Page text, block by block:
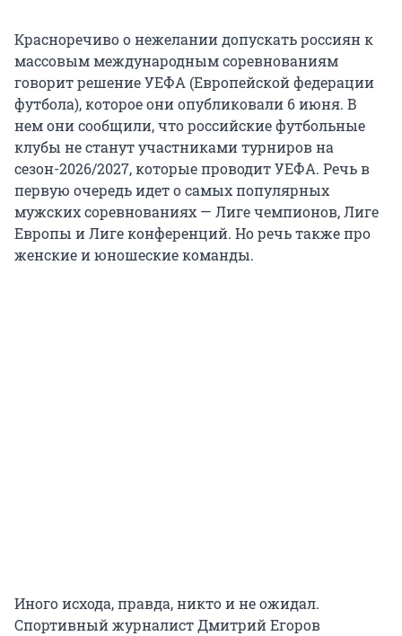
Красноречиво о нежелании допускать россиян к
массовым международным соревнованиям
говорит решение УЕФА (Европейской федерации
футбола), которое они опубликовали 6 июня. В
нем они сообщили, что российские футбольные
клубы не станут участниками турниров на
сезон-2026/2027, которые проводит УЕФА. Речь в
первую очередь идет о самых популярных
мужских соревнованиях — Лиге чемпионов, Лиге
Европы и Лиге конференций. Но речь также про
женские и юношеские команды.
Иного исхода, правда, никто и не ожидал.
Спортивный журналист Дмитрий Егоров